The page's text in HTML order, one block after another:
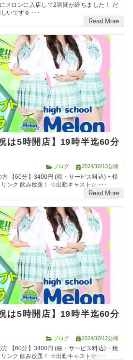
メロンに入店して2週間が経ちました！ だ
いです☺ ･･･
Read More
は5時開店】19時半迄60分
ブログ 2024/10/13公開
【60分】3400円 (税・サービス料込) + 焼
ンク 飲み放題！ ☆出勤キャスト☆ ･･･
Read More
は5時開店】19時半迄60分
ブログ 2024/10/12公開
【60分】3400円 (税・サービス料込) + 焼
ンク 飲み放題！ ☆出勤キャスト☆ ･･･